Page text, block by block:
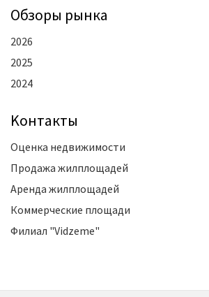
Oбзоры рынка
2026
2025
2024
Kонтакты
Оценка недвижимости
Продажа жилплощадей
Аренда жилплощадей
Коммерческие площади
Филиал "Vidzeme"